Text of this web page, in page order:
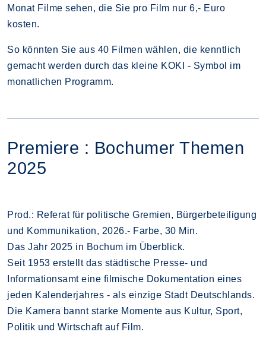
Monat Filme sehen, die Sie pro Film nur 6,- Euro
kosten.
So könnten Sie aus 40 Filmen wählen, die kenntlich
gemacht werden durch das kleine KOKI - Symbol im
monatlichen Programm.
Premiere : Bochumer Themen
2025
Prod.: Referat für politische Gremien, Bürgerbeteiligung
und Kommunikation, 2026.- Farbe, 30 Min.
Das Jahr 2025 in Bochum im Überblick.
Seit 1953 erstellt das städtische Presse- und
Informationsamt eine filmische Dokumentation eines
jeden Kalenderjahres - als einzige Stadt Deutschlands.
Die Kamera bannt starke Momente aus Kultur, Sport,
Politik und Wirtschaft auf Film.